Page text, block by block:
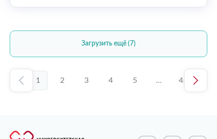
Загрузить ещё (7)
1 2 3 4 5 ... 45